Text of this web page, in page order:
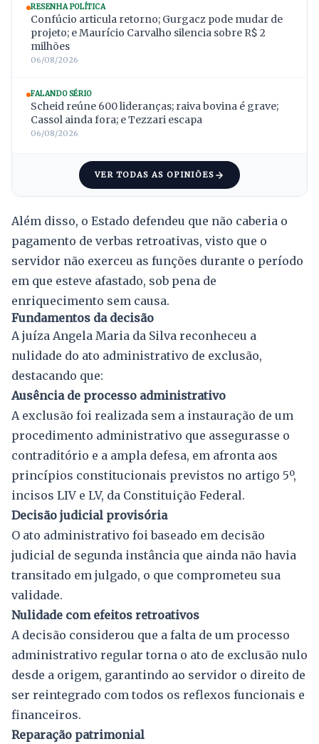
RESENHA POLÍTICA
Confúcio articula retorno; Gurgacz pode mudar de
projeto; e Maurício Carvalho silencia sobre R$ 2
milhões
06/08/2026
FALANDO SÉRIO
Scheid reúne 600 lideranças; raiva bovina é grave;
Cassol ainda fora; e Tezzari escapa
06/08/2026
VER TODAS AS OPINIÕES
Além disso, o Estado defendeu que não caberia o
pagamento de verbas retroativas, visto que o
servidor não exerceu as funções durante o período
em que esteve afastado, sob pena de
enriquecimento sem causa.
Fundamentos da decisão
A juíza Angela Maria da Silva reconheceu a
nulidade do ato administrativo de exclusão,
destacando que:
Ausência de processo administrativo
A exclusão foi realizada sem a instauração de um
procedimento administrativo que assegurasse o
contraditório e a ampla defesa, em afronta aos
princípios constitucionais previstos no artigo 5º,
incisos LIV e LV, da Constituição Federal.
Decisão judicial provisória
O ato administrativo foi baseado em decisão
judicial de segunda instância que ainda não havia
transitado em julgado, o que comprometeu sua
validade.
Nulidade com efeitos retroativos
A decisão considerou que a falta de um processo
administrativo regular torna o ato de exclusão nulo
desde a origem, garantindo ao servidor o direito de
ser reintegrado com todos os reflexos funcionais e
financeiros.
Reparação patrimonial